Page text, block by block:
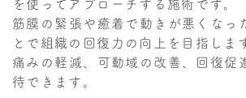
を使ってアプローチする施術です。
筋膜の緊張や癒着で動きが悪くなっ
とで組織の回復力の向上を目指しま
痛みの軽減、可動域の改善、回復促
待できます。